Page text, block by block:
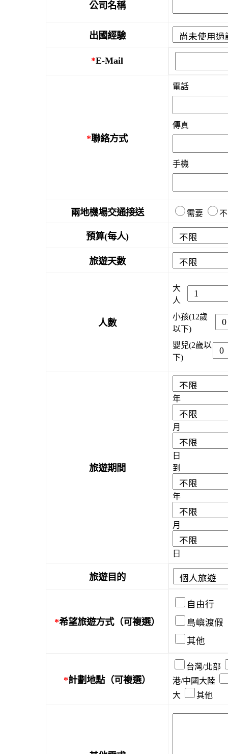
公司名稱
出國經驗
*E-Mail
*聯絡方式
電話
傳真
手機
兩地機場交通接送 需要
預算(每人)
旅遊天數
人數
大
人
小孩(12歲
以下)
嬰兒(2歲以
下)
旅遊期間
年
月
日
到
年
月
日
旅遊目的
*希望旅遊方式（可複選）
自由行
島嶼渡假
其他
*計劃地點（可複選）
台灣/北部
港/中國大陸
大
其他